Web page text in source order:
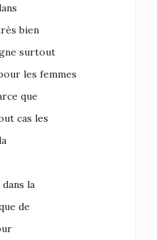
bien
surtout
les femmes
que
cas les
la
de